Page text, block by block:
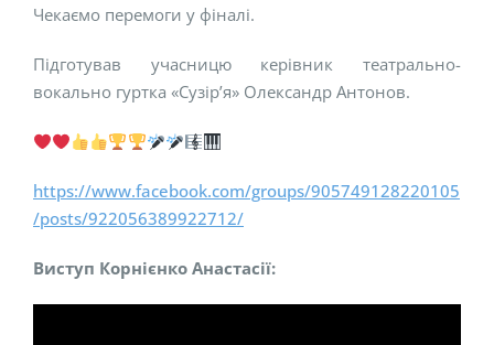
Чекаємо перемоги у фіналі.
Підготував учасницю керівник театрально-
вокально гуртка «Сузір’я» Олександр Антонов.
https://www.facebook.com/groups/905749128220105
/posts/922056389922712/
Виступ Корнієнко Анастасії: